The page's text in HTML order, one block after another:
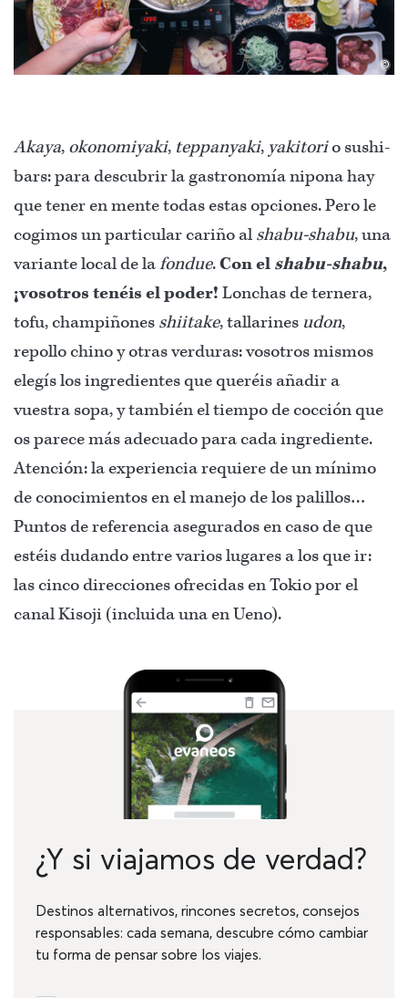
©
Akaya, okonomiyaki, teppanyaki, yakitorio sushi-
bars: para descubrir la gastronomía nipona hay
que tener en mente todas estas opciones. Pero le
cogimos un particular cariño al shabu-shabu, una
variante local de lafondue.Con el shabu-shabu,
¡vosotros tenéis el poder! Lonchas de ternera,
tofu, champiñones shiitake, tallarines udon,
repollo chino y otras verduras: vosotros mismos
elegís los ingredientes que queréis añadir a
vuestra sopa, y también el tiempo de cocción que
os parece más adecuado para cada ingrediente.
Atención: la experiencia requiere de un mínimo
de conocimientos en el manejo de los palillos…
Puntos de referencia asegurados en caso de que
estéis dudando entre varios lugares a los que ir:
las cinco direcciones ofrecidas en Tokio por el
canal Kisoji (incluida una en Ueno).
¿Y si viajamos de verdad?
Destinos alternativos, rincones secretos, consejos
responsables: cada semana, descubre cómo cambiar
tu forma de pensar sobre los viajes.